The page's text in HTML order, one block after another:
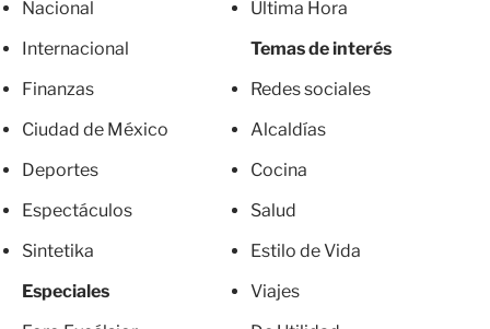
Nacional
Internacional
Finanzas
Ciudad de México
Deportes
Espectáculos
Sintetika
Especiales
Última Hora
Temas de interés
Redes sociales
Alcaldías
Cocina
Salud
Estilo de Vida
Viajes